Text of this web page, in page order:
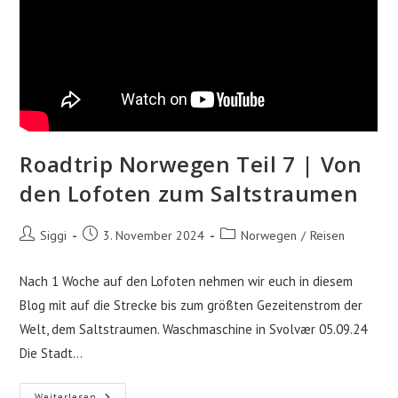
Roadtrip Norwegen Teil 7 | Von
den Lofoten zum Saltstraumen
Beitrags-
Siggi
Beitrag3. November 2024
Beitrags-
Norwegen / Reisen
Nach 1 Woche auf den Lofoten nehmen wir euch in diesem
Blog mit auf die Strecke bis zum größten Gezeitenstrom der
Welt, dem Saltstraumen. Waschmaschine in Svolvær 05.09.24
Die Stadt…